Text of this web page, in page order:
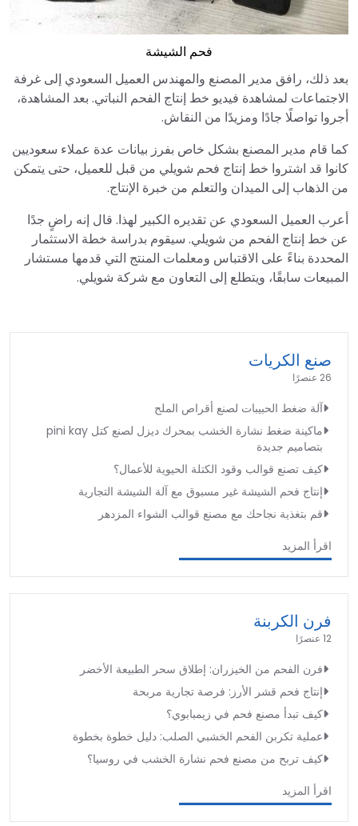
فحم الشيشة
بعد ذلك، رافق مدير المصنع والمهندس العميل السعودي إلى غرفة
الاجتماعات لمشاهدة فيديو خط إنتاج الفحم النباتي. بعد المشاهدة،
أجروا تواصلًا جادًا ومزيدًا من النقاش.
كما قام مدير المصنع بشكل خاص بفرز بيانات عدة عملاء سعوديين
كانوا قد اشتروا خط إنتاج فحم شويلي من قبل للعميل، حتى يتمكن
من الذهاب إلى الميدان والتعلم من خبرة الإنتاج.
أعرب العميل السعودي عن تقديره الكبير لهذا. قال إنه راضٍ جدًا
عن خط إنتاج الفحم من شويلي. سيقوم بدراسة خطة الاستثمار
المحددة بناءً على الاقتباس ومعلمات المنتج التي قدمها مستشار
المبيعات سابقًا، ويتطلع إلى التعاون مع شركة شويلي.
صنع الكريات
26 عنصرًا
آلة ضغط الحبيبات لصنع أقراص الملح
ماكينة ضغط نشارة الخشب بمحرك ديزل لصنع كتل pini kay
بتصاميم جديدة
كيف تصنع قوالب وقود الكتلة الحيوية للأعمال؟
إنتاج فحم الشيشة غير مسبوق مع آلة الشيشة التجارية
قم بتغذية نجاحك مع مصنع قوالب الشواء المزدهر
اقرأ المزيد
فرن الكربنة
12 عنصرًا
فرن الفحم من الخيزران: إطلاق سحر الطبيعة الأخضر
إنتاج فحم قشر الأرز: فرصة تجارية مربحة
كيف تبدأ مصنع فحم في زيمبابوي؟
عملية تكربن الفحم الخشبي الصلب: دليل خطوة بخطوة
كيف تربح من مصنع فحم نشارة الخشب في روسيا؟
اقرأ المزيد